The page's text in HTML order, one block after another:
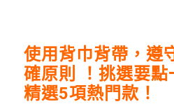
使用背巾背帶，遵
確原則 ！挑選要
精選5項熱門款！